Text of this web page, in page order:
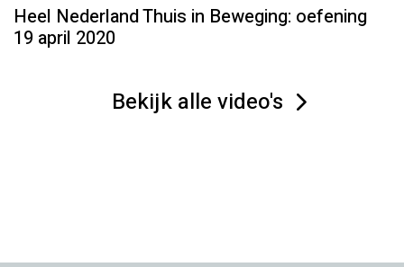
Heel Nederland Thuis in Beweging: oefening
19 april 2020
Bekijk alle video's